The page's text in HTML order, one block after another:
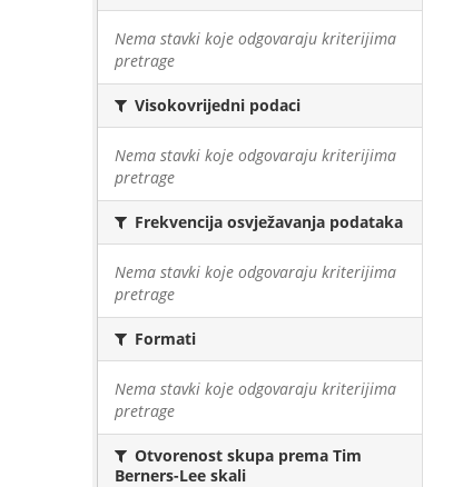
Nema stavki koje odgovaraju kriterijima
pretrage
Visokovrijedni podaci
Nema stavki koje odgovaraju kriterijima
pretrage
Frekvencija osvježavanja podataka
Nema stavki koje odgovaraju kriterijima
pretrage
Formati
Nema stavki koje odgovaraju kriterijima
pretrage
Otvorenost skupa prema Tim
Berners-Lee skali